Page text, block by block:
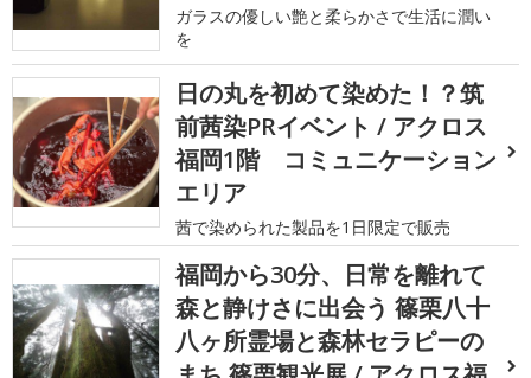
ガラスの優しい艶と柔らかさで生活に潤い
を
日の丸を初めて染めた！？筑
前茜染PRイベント / アクロス
福岡1階 コミュニケーション
エリア
茜で染められた製品を1日限定で販売
福岡から30分、日常を離れて
森と静けさに出会う 篠栗八十
八ヶ所霊場と森林セラピーの